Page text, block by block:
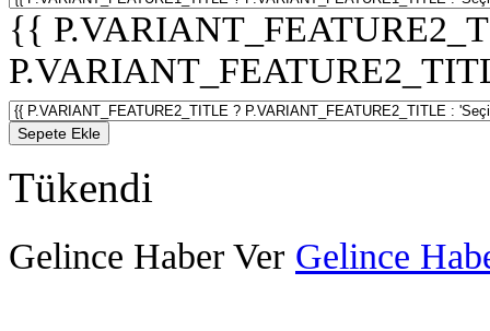
{{
Sepete Ekle
Tükendi
Gelince Haber Ver Gelince